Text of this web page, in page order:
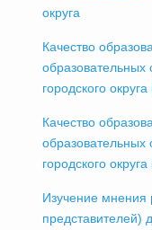
округа
Качество
образовательных
городского
Качество
образовательных
городского
Изучение мнения
представителей)